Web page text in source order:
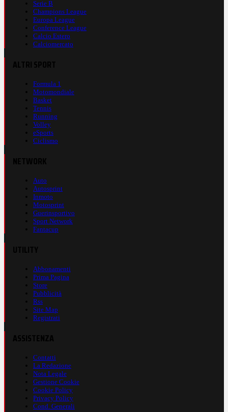
Serie B
Champions League
Europa League
Conference League
Calcio Estero
Calciomercato
Formula 1
Motomondiale
Basket
Tennis
Running
Volley
eSports
Ciclismo
Auto
Autosprint
Inmoto
Motosprint
Guerinsportivo
Sport Network
Fantacup
Abbonamenti
Prima Pagina
Store
Pubblicità
Rss
Site Map
Registrati
Contatti
La Redazione
Nota Legale
Gestione Cookie
Cookie Policy
Privacy Policy
Cond. Generali